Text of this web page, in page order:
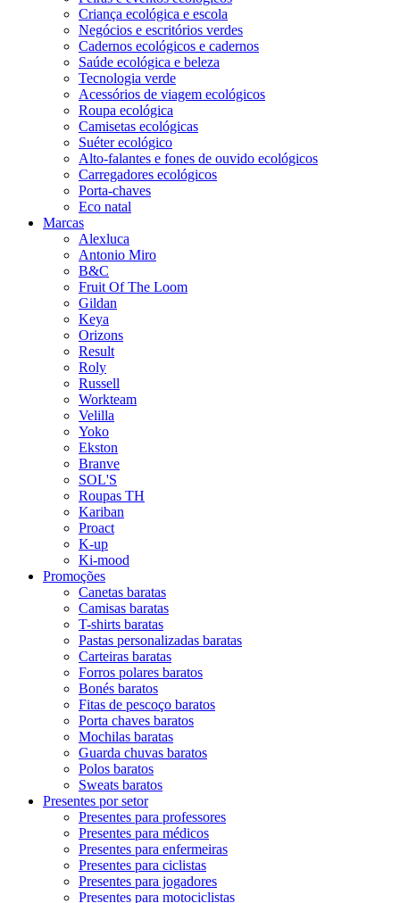
Criança ecológica e escola
Negócios e escritórios verdes
Cadernos ecológicos e cadernos
Saúde ecológica e beleza
Tecnologia verde
Acessórios de viagem ecológicos
Roupa ecológica
Camisetas ecológicas
Suéter ecológico
Alto-falantes e fones de ouvido ecológicos
Carregadores ecológicos
Porta-chaves
Eco natal
Marcas
Alexluca
Antonio Miro
B&C
Fruit Of The Loom
Gildan
Keya
Orizons
Result
Roly
Russell
Workteam
Velilla
Yoko
Ekston
Branve
SOL'S
Roupas TH
Kariban
Proact
K-up
Ki-mood
Promoções
Canetas baratas
Camisas baratas
T-shirts baratas
Pastas personalizadas baratas
Carteiras baratas
Forros polares baratos
Bonés baratos
Fitas de pescoço baratos
Porta chaves baratos
Mochilas baratas
Guarda chuvas baratos
Polos baratos
Sweats baratos
Presentes por setor
Presentes para professores
Presentes para médicos
Presentes para enfermeiras
Presentes para ciclistas
Presentes para jogadores
Presentes para motociclistas